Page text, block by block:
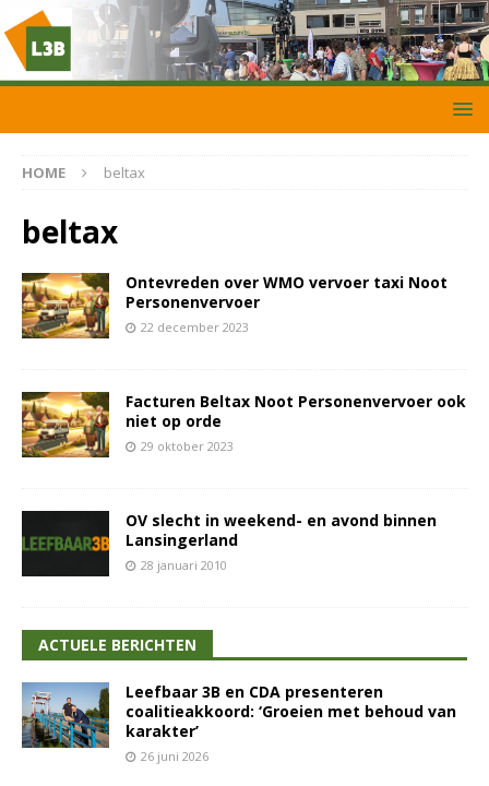
HOME beltax
beltax
Ontevreden over WMO vervoer taxi Noot
Personenvervoer
22 december 2023
Facturen Beltax Noot Personenvervoer ook
niet op orde
29 oktober 2023
OV slecht in weekend- en avond binnen
Lansingerland
28 januari 2010
ACTUELE BERICHTEN
Leefbaar 3B en CDA presenteren
coalitieakkoord: ‘Groeien met behoud van
karakter’
26 juni 2026